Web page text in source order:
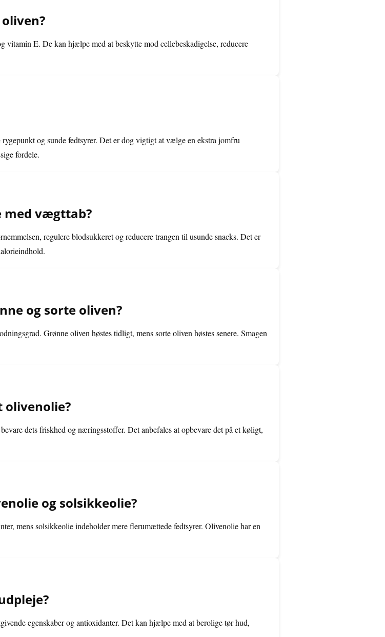
vitamin E. De kan hjælpe med at beskytte mod cellebeskadigelse, reducere
og sunde fedtsyrer. Det er dog vigtigt at vælge en ekstra jomfru
fordele.
med vægttab?
regulere blodsukkeret og reducere trangen til usunde snacks. Det er
og sorte oliven?
Grønne oliven høstes tidligt, mens sorte oliven høstes senere. Smagen
olivenolie?
dets friskhed og næringsstoffer. Det anbefales at opbevare det på et køligt,
og solsikkeolie?
mens solsikkeolie indeholder mere flerumættede fedtsyrer. Olivenolie har en
egenskaber og antioxidanter. Det kan hjælpe med at berolige tør hud,